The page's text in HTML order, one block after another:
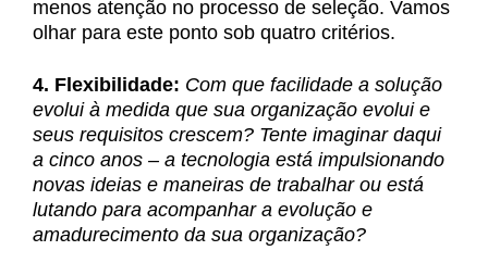
menos atenção no processo de seleção. Vamos
olhar para este ponto sob quatro critérios.
4. Flexibilidade: Com que facilidade a solução
evolui à medida que sua organização evolui e
seus requisitos crescem? Tente imaginar daqui
a cinco anos – a tecnologia está impulsionando
novas ideias e maneiras de trabalhar ou está
lutando para acompanhar a evolução e
amadurecimento da sua organização?